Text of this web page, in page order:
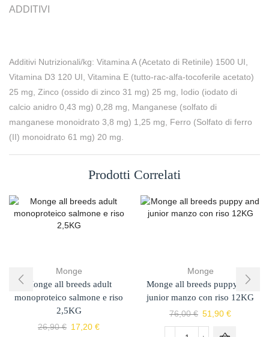
ADDITIVI
Additivi Nutrizionali/kg: Vitamina A (Acetato di Retinile) 1500 UI,
Vitamina D3 120 UI, Vitamina E (tutto-rac-alfa-tocoferile acetato)
25 mg, Zinco (ossido di zinco 31 mg) 25 mg, Iodio (iodato di
calcio anidro 0,43 mg) 0,28 mg, Manganese (solfato di
manganese monoidrato 3,8 mg) 1,25 mg, Ferro (Solfato di ferro
(II) monoidrato 61 mg) 20 mg.
Prodotti Correlati
Monge
Monge all breeds adult
monoproteico salmone e riso
2,5KG
26,90€ 17,20 €
Monge
Monge all breeds puppy and
junior manzo con riso 12KG
76,00€ 51,90 €